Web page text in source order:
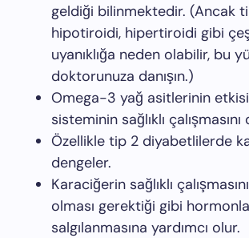
geldiği bilinmektedir. (Ancak
hipotiroidi, hipertiroidi gibi
uyanıklığa neden olabilir, bu
doktorunuza danışın.)
Omega-3 yağ asitlerinin
sisteminin sağlıklı
Özellikle tip 2 diyabetlilerde
dengeler.
Karaciğerin sağlıklı
olması gerektiği gibi
salgılanmasına yardımcı olur.